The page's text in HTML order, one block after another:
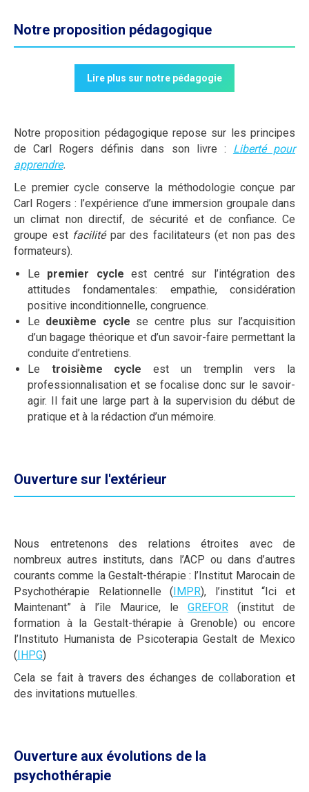
Notre proposition pédagogique
Lire plus sur notre pédagogie
Notre proposition pédagogique repose sur les principes
de Carl Rogers définis dans son livre : Liberté pour
apprendre.
Le premier cycle conserve la méthodologie conçue par
Carl Rogers : l’expérience d’une immersion groupale dans
un climat non directif, de sécurité et de confiance. Ce
groupe est facilitépar des facilitateurs (et non pas des
formateurs).
Le premier cycle est centré sur l’intégration des
attitudes fondamentales: empathie, considération
positive inconditionnelle, congruence.
Le deuxième cycle se centre plus sur l’acquisition
d’un bagage théorique et d’un savoir-faire permettant la
conduite d’entretiens.
Le troisième cycle est un tremplin vers la
professionnalisation et se focalise donc sur le savoir-
agir. Il fait une large part à la supervision du début de
pratique et à la rédaction d’un mémoire.
Ouverture sur l'extérieur
Nous entretenons des relations étroites avec de
nombreux autres instituts, dans l’ACP ou dans d’autres
courants comme la Gestalt-thérapie : l’Institut Marocain de
Psychothérapie Relationnelle ( IMPR), l’institut “Ici et
Maintenant” à l’île Maurice, le GREFOR (institut de
formation à la Gestalt-thérapie à Grenoble) ou encore
l’Instituto Humanista de Psicoterapia Gestalt de Mexico
( IHPG)
Cela se fait à travers des échanges de collaboration et
des invitations mutuelles.
Ouverture aux évolutions de la
psychothérapie